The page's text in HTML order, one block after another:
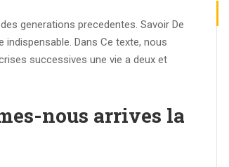
generations precedentes. Savoir De
Dans Ce texte, nous
successives une vie a deux et
nous arrives la